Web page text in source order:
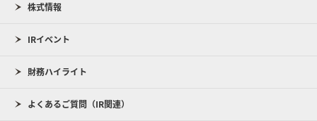
株式情報
IRイベント
財務ハイライト
よくあるご質問（IR関連）